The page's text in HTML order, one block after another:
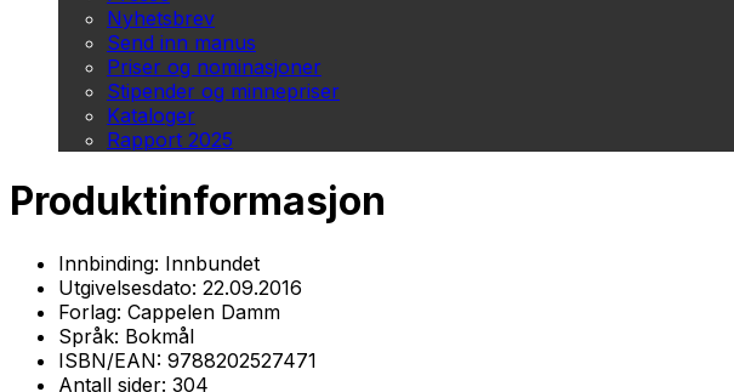
Nyhetsbrev
Send inn manus
Priser og nominasjoner
Stipender og minnepriser
Kataloger
Rapport 2025
Produktinformasjon
Innbinding: Innbundet
Utgivelsesdato: 22.09.2016
Forlag: Cappelen Damm
Språk: Bokmål
ISBN/EAN: 9788202527471
Antall sider: 304